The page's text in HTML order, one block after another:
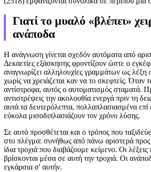
Γιατί το μυαλό «βλέπει»
ανάποδα
Η ανάγνωση γίνεται σχεδόν αυτόματα από
Δεκαετίες εξάσκησης φροντίζουν ώστε ο
αναγνωρίζει αλληλουχίες γραμμάτων ως λέξη
χωρίς να χρειάζεται καν να το σκεφτείς. Όταν
αντίστροφα, αυτός ο αυτοματισμός σταματά.
αντιστρέψεις την ακολουθία ενεργά πριν τη
αυτά τα δευτερόλεπτα, πολλαπλασιασμένα επί
εύκολα μισοδιπλασιάζουν τον χρόνο λύσης.
Σε αυτό προσθέτεται και ο τρόπος που
στο πλέγμα: συνήθως από πάνω αριστερά
ίδια τροχιά που διαβάζουμε κείμενο. Οι
βρίσκονται μέσα σε αυτή την τροχιά. Οι
εγκάρσια σ' αυτήν.